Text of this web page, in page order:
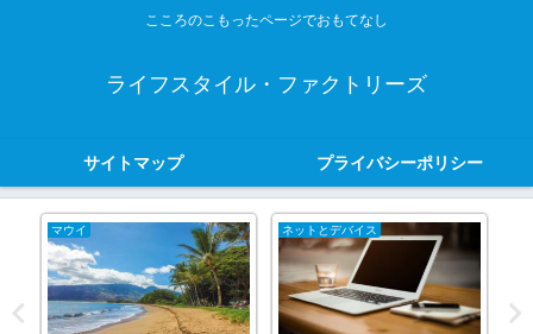
こころのこもったページでおもてなし
ライフスタイル・ファクトリーズ
サイトマップ プライバシーポリシー
マウイ ネットとデバイス